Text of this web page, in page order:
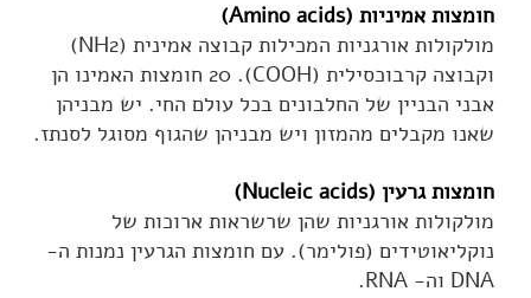
חומצות אמיניות (Amino acids)
מולקולות אורגניות המכילות קבוצה אמינית (NH2)
וקבוצה קרבוכסילית (COOH). 20 חומצות האמינו הן
אבני הבניין של החלבונים בכל עולם החי. יש מבניהן
שאנו מקבלים מהמזון ויש מבניהן שהגוף מסוגל לסנתז.
חומצות גרעין (Nucleic acids)
מולקולות אורגניות שהן שרשראות ארוכות של
נוקליאוטידים (פולימר). עם חומצות הגרעין נמנות ה-
DNA וה- RNA.